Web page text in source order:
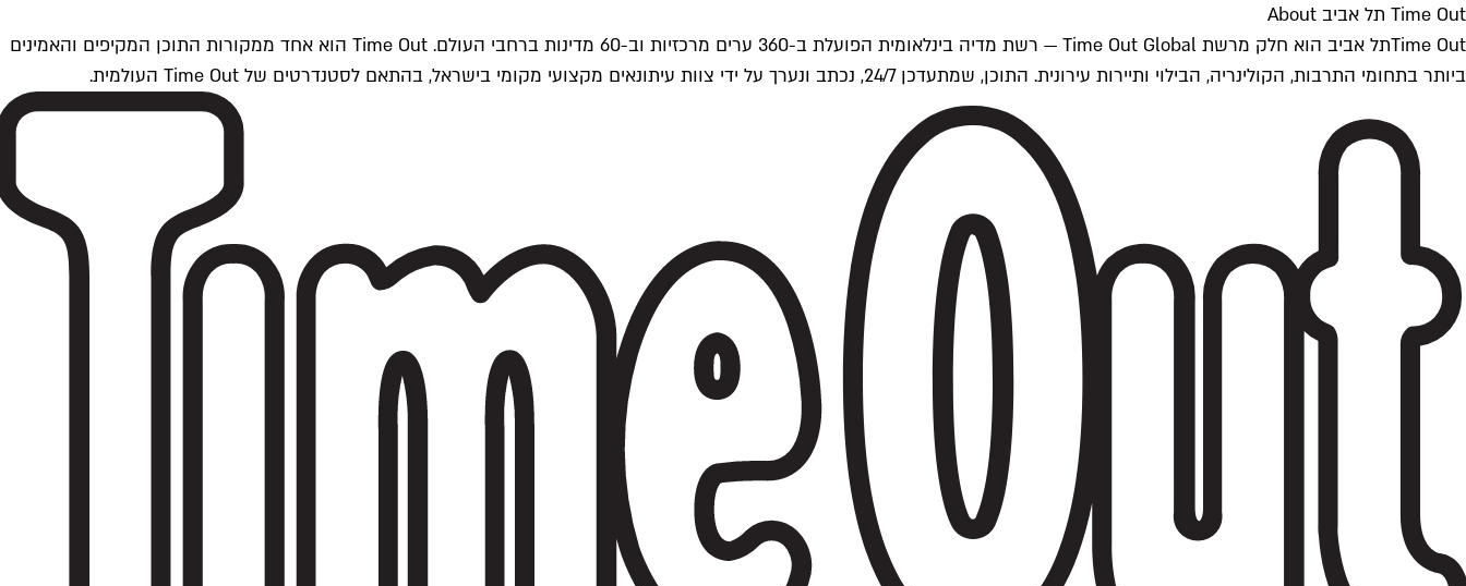
Time Out תל אביב About
Time Outתל אביב הוא חלק מרשת Time Out Global — רשת מדיה בינלאומית הפועלת ב-360 ערים מרכזיות וב-60 מדינות ברחבי העולם. Time Out הוא אחד ממקורות התוכן המקיפים והאמינים
ביותר בתחומי התרבות, הקולינריה, הבילוי ותיירות עירונית. התוכן, שמתעדכן 24/7, נכתב ונערך על ידי צוות עיתונאים מקצועי מקומי בישראל, בהתאם לסטנדרטים של Time Out העולמית.